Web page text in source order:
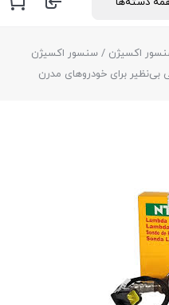
اکسیژن / سنسور اکسیژن